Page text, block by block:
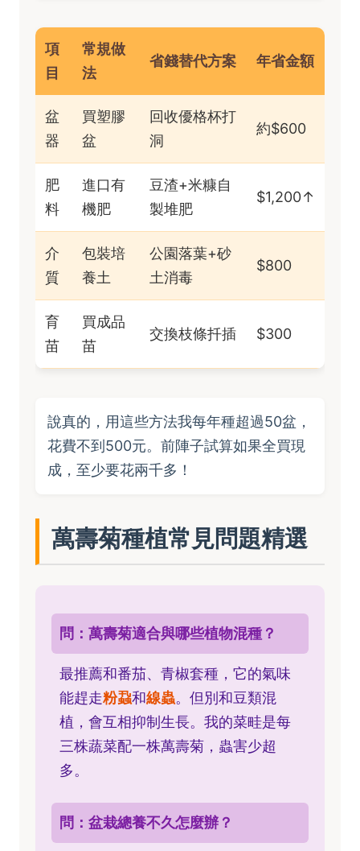
項
目
常規做
法
省錢替代方案 年省金額
盆
器
買塑膠
盆
回收優格杯打
洞
約$600
肥
料
進口有
機肥
豆渣+米糠自
製堆肥
$1,200↑
介
質
包裝培
養土
公園落葉+砂
土消毒
$800
育
苗
買成品
苗
交換枝條扦插 $300
說真的，用這些方法我每年種超過50盆，
花費不到500元。前陣子試算如果全買現
成，至少要花兩千多！
萬壽菊種植常見問題精選
問：萬壽菊適合與哪些植物混種？
最推薦和番茄、青椒套種，它的氣味
能趕走粉蝨和線蟲。但別和豆類混
植，會互相抑制生長。我的菜畦是每
三株蔬菜配一株萬壽菊，蟲害少超
多。
問：盆栽總養不久怎麼辦？